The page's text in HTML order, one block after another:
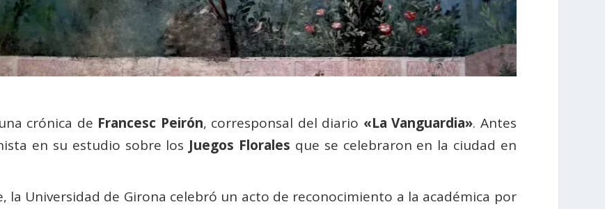
crónica de Francesc Peirón, corresponsal del diario «La Vanguardia». Antes
en su estudio sobre los Juegos Florales que se celebraron en la ciudad en
la Universidad de Girona celebró un acto de reconocimiento a la académica por